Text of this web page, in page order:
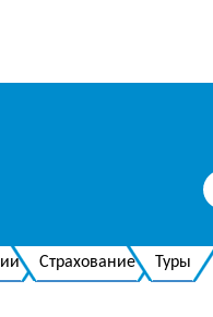
Страхование Туры